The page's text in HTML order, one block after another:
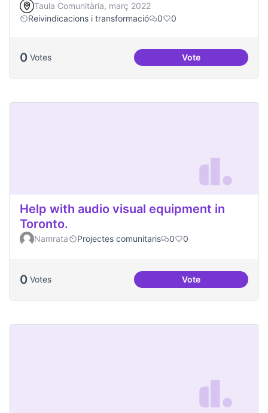
Taula Comunitària, març 2022
Reivindicacions i transformació
0 0
0 Votes VoteOci per a la gent
Help with audio visual equipment in
Toronto.
Namrata Projectes comunitaris 0 0
0 Votes VoteHelp with audio